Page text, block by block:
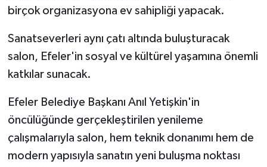
birçok organizasyona ev sahipliği yapacak.
Sanatseverleri aynı çatı altında buluşturacak
salon, Efeler'in sosyal ve kültürel yaşamına önemli
katkılar sunacak.
Efeler Belediye Başkanı Anıl Yetişkin'in
öncülüğünde gerçekleştirilen yenileme
çalışmalarıyla salon, hem teknik donanımı hem de
modern yapısıyla sanatın yeni buluşma noktası